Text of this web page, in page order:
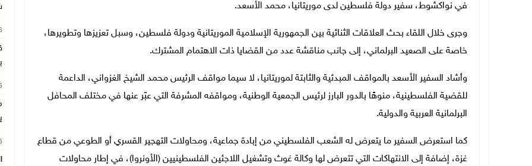
في نواكشوط، سفير دولة فلسطين لدى موريتانيا، محمد الأسعد.
وجرى خلال اللقاء بحث العلاقات الثنائية بين الجمهورية الإسلامية الموريتانية ودولة فلسطين، وسبل تعزيزها وتطويرها،
خاصة على الصعيد البرلماني، إلى جانب مناقشة عدد من القضايا ذات الاهتمام المشترك.
وأشاد السفير الأسعد بالمواقف المبدئية والثابتة لموريتانيا، لا سيما مواقف الرئيس محمد الشيخ الغزواني، الداعمة
للقضية الفلسطينية، منوهًا بالدور البارز لرئيس الجمعية الوطنية، ومواقفه المشرفة التي عبّر عنها في مختلف المحافل
البرلمانية العربية والدولية.
كما استعرض السفير ما يتعرض له الشعب الفلسطيني من إبادة جماعية، ومحاولات التهجير القسري أو الطوعي من قطاع
غزة، إضافة إلى الانتهاكات التي تتعرض لها وكالة غوث وتشغيل اللاجئين الفلسطينيين (الأونروا)، في إطار محاولات